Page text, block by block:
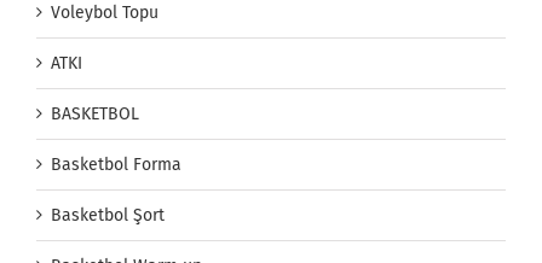
Voleybol Topu
ATKI
BASKETBOL
Basketbol Forma
Basketbol Şort